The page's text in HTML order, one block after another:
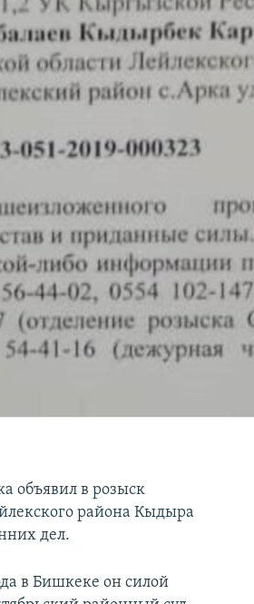
объявил в розыск
района Кыдыра
дел.
в Бишкеке он силой